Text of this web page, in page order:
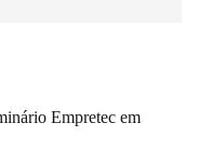
Empretec em